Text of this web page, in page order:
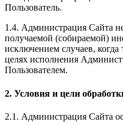
Пользователь.
1.4. Администрация Сайта
получаемой (собираемой)
исключением случаев, когда
целях исполнения
Пользователем.
2. Условия и цели
2.1. Администрация Сайта